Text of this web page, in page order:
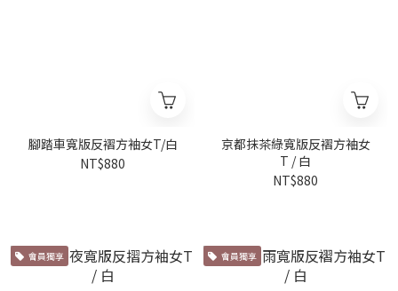
腳踏車寬版反褶方袖女T/白
NT$880
京都抹茶綠寬版反褶方袖女
T / 白
NT$880
會員獨享 會員獨享